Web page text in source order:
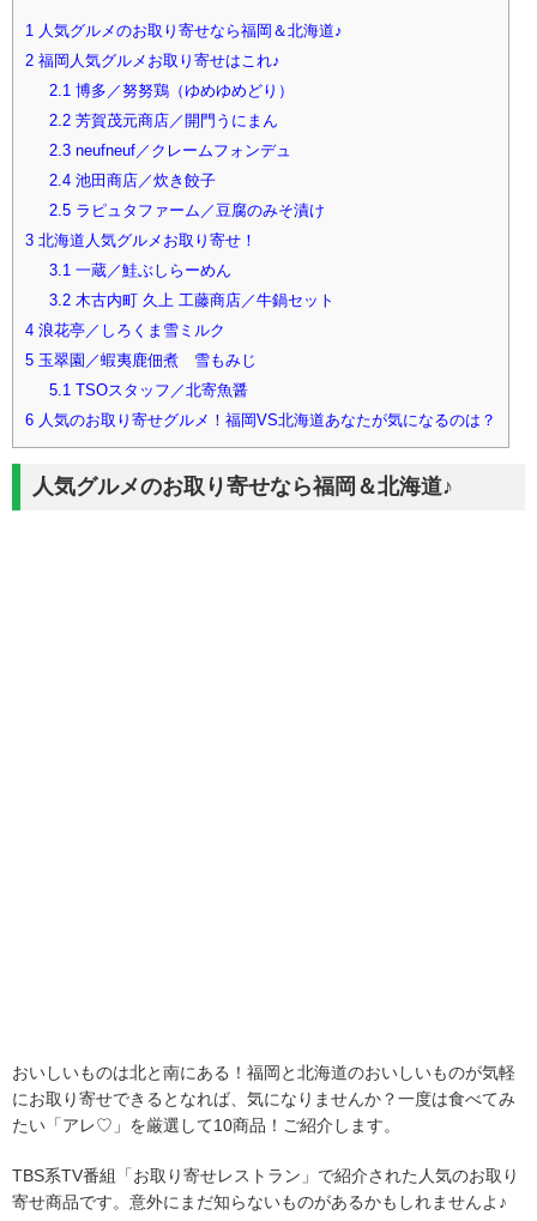
1 人気グルメのお取り寄せなら福岡＆北海道♪
2 福岡人気グルメお取り寄せはこれ♪
2.1博多／努努鶏（ゆめゆめどり）
2.2芳賀茂元商店／開門うにまん
2.3neufneuf／クレームフォンデュ
2.4池田商店／炊き餃子
2.5ラピュタファーム／豆腐のみそ漬け
3 北海道人気グルメお取り寄せ！
3.1一蔵／鮭ぶしらーめん
3.2木古内町 久上 工藤商店／牛鍋セット
4 浪花亭／しろくま雪ミルク
5 玉翠園／蝦夷鹿佃煮 雪もみじ
5.1TSOスタッフ／北寄魚醤
6 人気のお取り寄せグルメ！福岡VS北海道あなたが気になるのは？
人気グルメのお取り寄せなら福岡＆北海道♪
おいしいものは北と南にある！福岡と北海道のおいしいものが気軽
にお取り寄せできるとなれば、気になりませんか？一度は食べてみ
たい「アレ♡」を厳選して10商品！ご紹介します。
TBS系TV番組「お取り寄せレストラン」で紹介された人気のお取り
寄せ商品です。意外にまだ知らないものがあるかもしれませんよ♪